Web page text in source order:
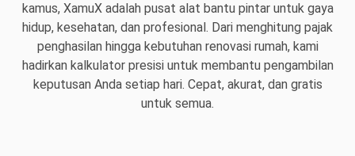
kamus, XamuX adalah pusat alat bantu pintar untuk gaya
hidup, kesehatan, dan profesional. Dari menghitung pajak
penghasilan hingga kebutuhan renovasi rumah, kami
hadirkan kalkulator presisi untuk membantu pengambilan
keputusan Anda setiap hari. Cepat, akurat, dan gratis
untuk semua.